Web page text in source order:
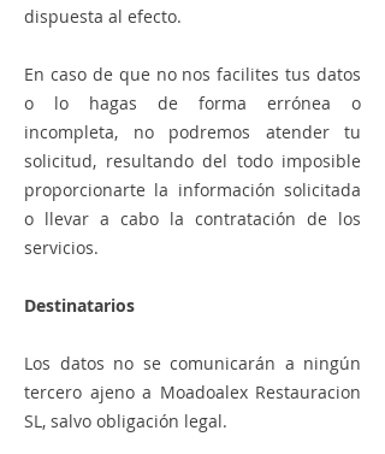
dispuesta al efecto.
En caso de que no nos facilites tus datos
o lo hagas de forma errónea o
incompleta, no podremos atender tu
solicitud, resultando del todo imposible
proporcionarte la información solicitada
o llevar a cabo la contratación de los
servicios.
Destinatarios
Los datos no se comunicarán a ningún
tercero ajeno a Moadoalex Restauracion
SL, salvo obligación legal.